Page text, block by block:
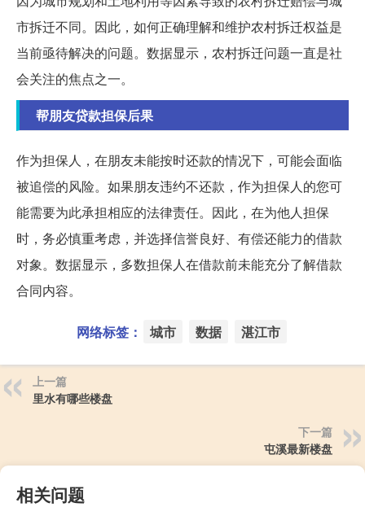
市拆迁不同。因此，如何正确理解和维护农村拆迁权益是
当前亟待解决的问题。数据显示，农村拆迁问题一直是社
会关注的焦点之一。
帮朋友贷款担保后果
作为担保人，在朋友未能按时还款的情况下，可能会面临
被追偿的风险。如果朋友违约不还款，作为担保人的您可
能需要为此承担相应的法律责任。因此，在为他人担保
时，务必慎重考虑，并选择信誉良好、有偿还能力的借款
对象。数据显示，多数担保人在借款前未能充分了解借款
合同内容。
网络标签： 城市 数据 湛江市
上一篇
里水有哪些楼盘
下一篇
屯溪最新楼盘
相关问题